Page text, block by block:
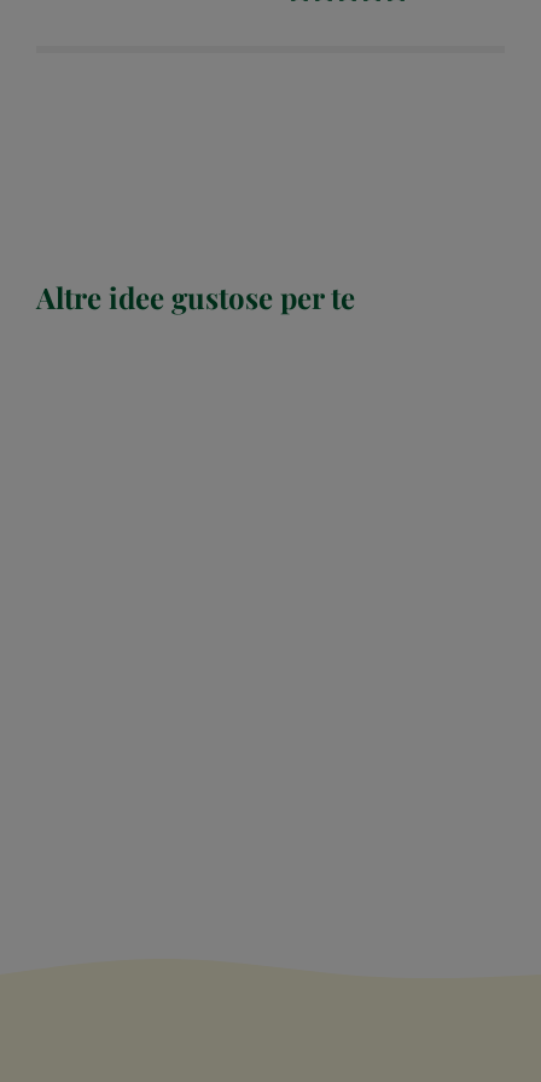
Altre idee gustose per te